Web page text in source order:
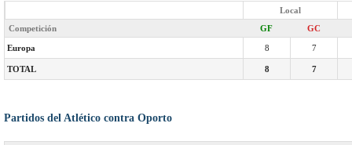
Local
Competición
GF GC
Europa 8 7
TOTAL 8 7
Partidos del Atlético contra Oporto